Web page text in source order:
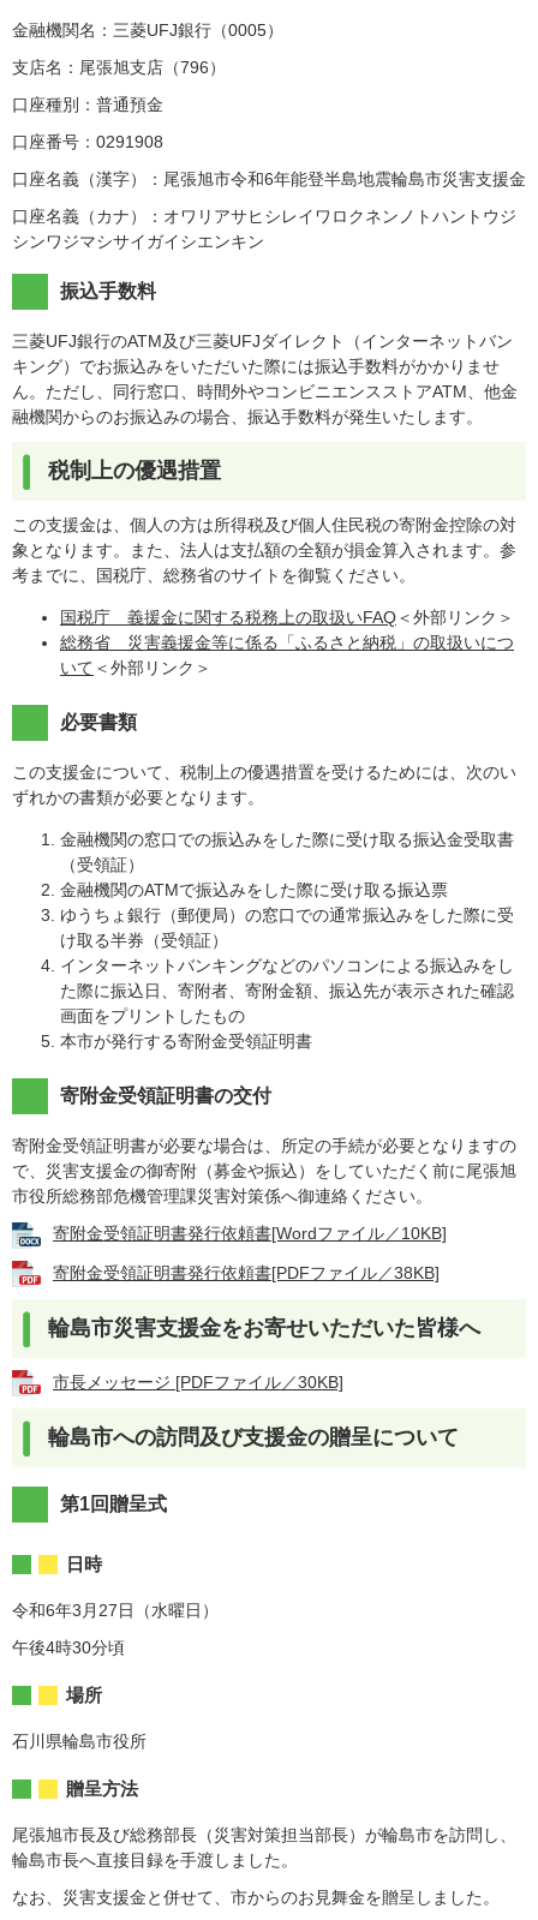
金融機関名：三菱UFJ銀行（0005）
支店名：尾張旭支店（796）
口座種別：普通預金
口座番号：0291908
口座名義（漢字）：尾張旭市令和6年能登半島地震輪島市災害支援金
口座名義（カナ）：オワリアサヒシレイワロクネンノトハントウジ
シンワジマシサイガイシエンキン
振込手数料
三菱UFJ銀行のATM及び三菱UFJダイレクト（インターネットバン
キング）でお振込みをいただいた際には振込手数料がかかりませ
ん。ただし、同行窓口、時間外やコンビニエンスストアATM、他金
融機関からのお振込みの場合、振込手数料が発生いたします。
税制上の優遇措置
この支援金は、個人の方は所得税及び個人住民税の寄附金控除の対
象となります。また、法人は支払額の全額が損金算入されます。参
考までに、国税庁、総務省のサイトを御覧ください。
国税庁 義援金に関する税務上の取扱いFAQ＜外部リンク＞
総務省 災害義援金等に係る「ふるさと納税」の取扱いにつ
いて ＜外部リンク＞
必要書類
この支援金について、税制上の優遇措置を受けるためには、次のい
ずれかの書類が必要となります。
金融機関の窓口での振込みをした際に受け取る振込金受取書
（受領証）
金融機関のATMで振込みをした際に受け取る振込票
ゆうちょ銀行（郵便局）の窓口での通常振込みをした際に受
け取る半券（受領証）
インターネットバンキングなどのパソコンによる振込みをし
た際に振込日、寄附者、寄附金額、振込先が表示された確認
画面をプリントしたもの
本市が発行する寄附金受領証明書
寄附金受領証明書の交付
寄附金受領証明書が必要な場合は、所定の手続が必要となりますの
で、災害支援金の御寄附（募金や振込）をしていただく前に尾張旭
市役所総務部危機管理課災害対策係へ御連絡ください。
寄附金受領証明書発行依頼書[Wordファイル／10KB]
寄附金受領証明書発行依頼書[PDFファイル／38KB]
輪島市災害支援金をお寄せいただいた皆様へ
市長メッセージ [PDFファイル／30KB]
輪島市への訪問及び支援金の贈呈について
第1回贈呈式
日時
令和6年3月27日（水曜日）
午後4時30分頃
場所
石川県輪島市役所
贈呈方法
尾張旭市長及び総務部長（災害対策担当部長）が輪島市を訪問し、
輪島市長へ直接目録を手渡しました。
なお、災害支援金と併せて、市からのお見舞金を贈呈しました。